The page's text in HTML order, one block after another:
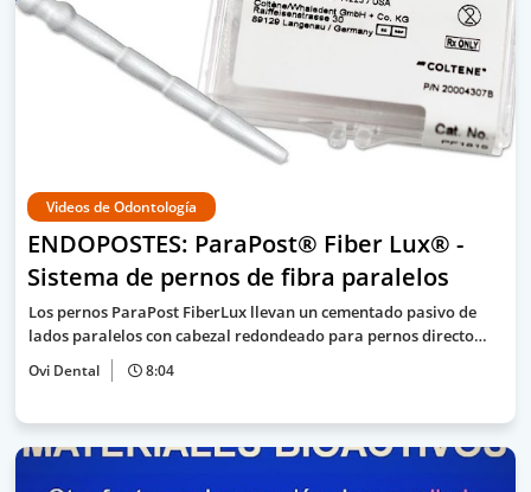
Videos de Odontología
ENDOPOSTES: ParaPost® Fiber Lux® -
Sistema de pernos de fibra paralelos
Los pernos ParaPost FiberLux llevan un cementado pasivo de
lados paralelos con cabezal redondeado para pernos directo…
Ovi Dental 8:04